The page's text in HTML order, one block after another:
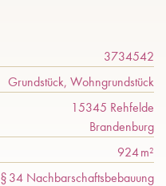
3734542
Grundstück, Wohngrundstück
15345 Rehfelde
Brandenburg
924 m²
§ 34 Nachbarschaftsbebauung